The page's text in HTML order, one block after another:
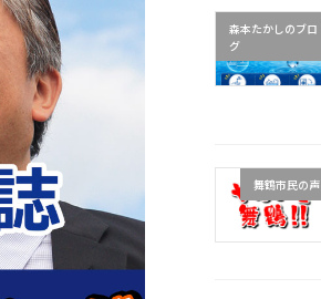
森本たかしのブロ
グ
舞鶴市民の声